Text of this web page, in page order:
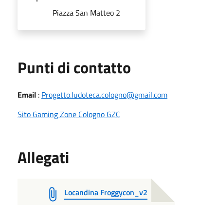
Piazza San Matteo 2
Punti di contatto
Email : Progetto.ludoteca.cologno@gmail.com
Sito Gaming Zone Cologno GZC
Allegati
Locandina Froggycon_v2